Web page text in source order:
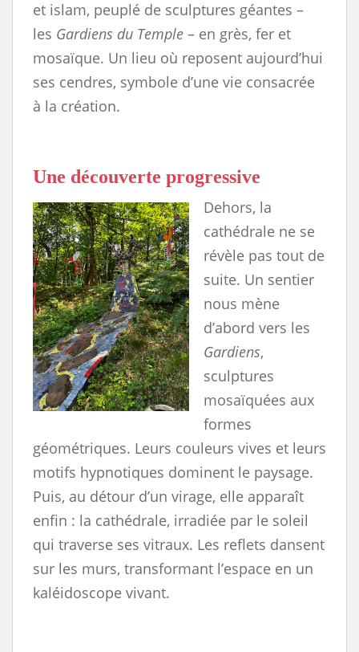
et islam, peuplé de sculptures géantes –
les Gardiens du Temple – en grès, fer et
mosaïque. Un lieu où reposent aujourd’hui
ses cendres, symbole d’une vie consacrée
à la création.
Une découverte progressive
Dehors, la
cathédrale ne se
révèle pas tout de
suite. Un sentier
nous mène
d’abord vers les
Gardiens,
sculptures
mosaïquées aux
formes
géométriques. Leurs couleurs vives et leurs
motifs hypnotiques dominent le paysage.
Puis, au détour d’un virage, elle apparaît
enfin : la cathédrale, irradiée par le soleil
qui traverse ses vitraux. Les reflets dansent
sur les murs, transformant l’espace en un
kaléidoscope vivant.